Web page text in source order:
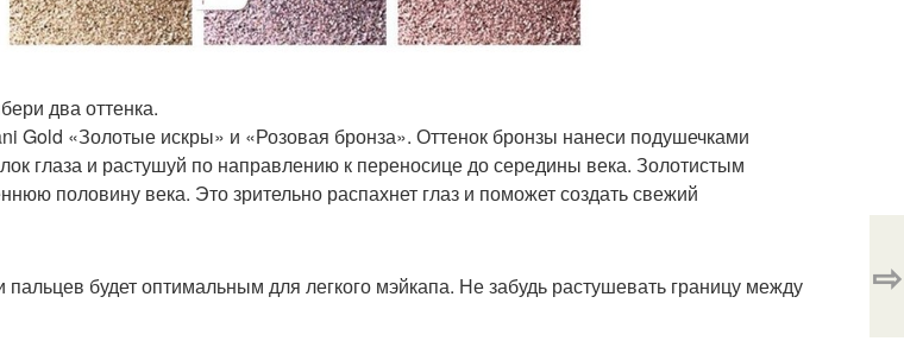
два оттенка.
Gold «Золотые искры» и «Розовая бронза». Оттенок бронзы нанеси подушечками
глаза и растушуй по направлению к переносице до середины века. Золотистым
половину века. Это зрительно распахнет глаз и поможет создать свежий
будет оптимальным для легкого мэйкапа. Не забудь растушевать границу между
⇨